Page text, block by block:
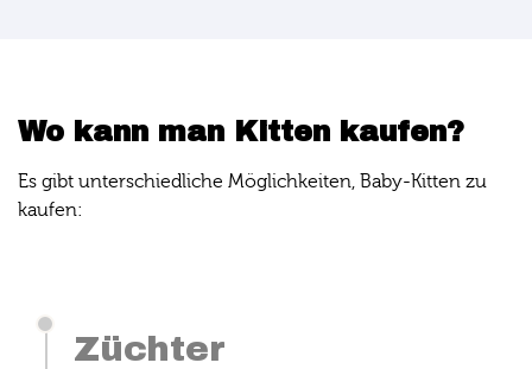
Wo kann man Kitten kaufen?
Es gibt unterschiedliche Möglichkeiten, Baby-Kitten zu
kaufen:
Züchter